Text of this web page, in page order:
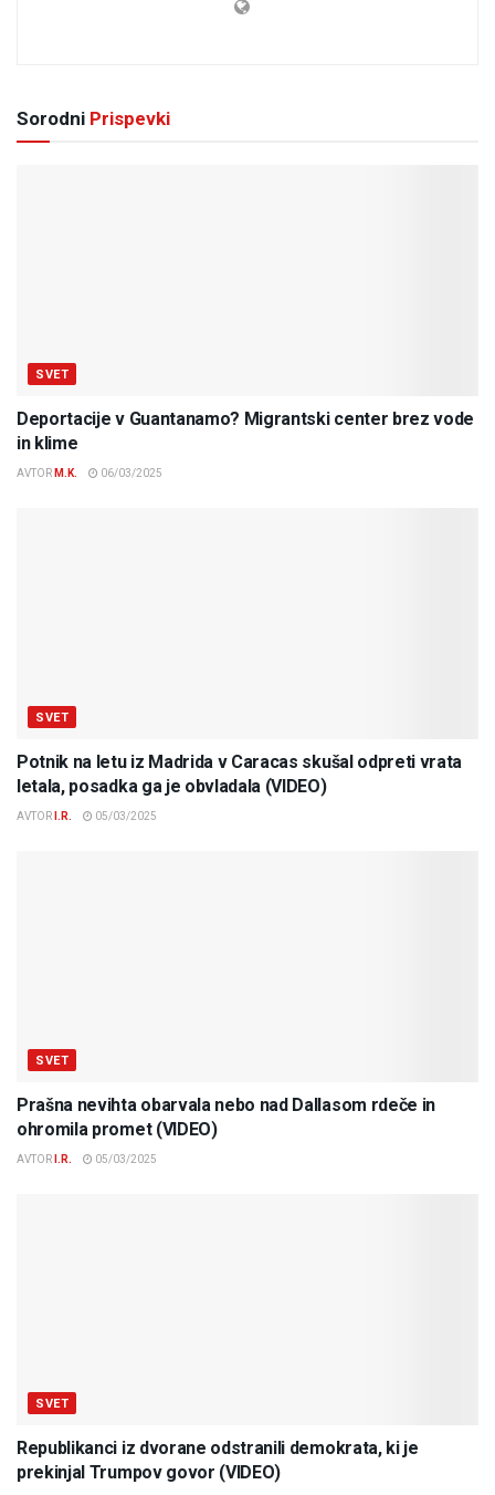
Sorodni Prispevki
SVET
Deportacije v Guantanamo? Migrantski center brez vode
in klime
AVTOR M.K. 06/03/2025
SVET
Potnik na letu iz Madrida v Caracas skušal odpreti vrata
letala, posadka ga je obvladala (VIDEO)
AVTOR I.R. 05/03/2025
SVET
Prašna nevihta obarvala nebo nad Dallasom rdeče in
ohromila promet (VIDEO)
AVTOR I.R. 05/03/2025
SVET
Republikanci iz dvorane odstranili demokrata, ki je
prekinjal Trumpov govor (VIDEO)